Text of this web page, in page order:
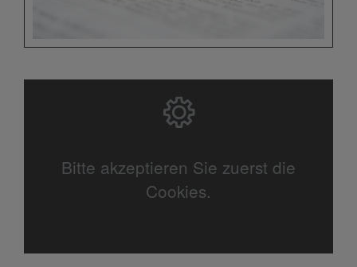
Bitte akzeptieren Sie zuerst die
Cookies.